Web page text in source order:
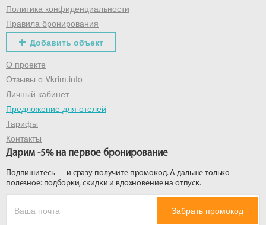
Политика конфиденциальности
Правила бронирования
Добавить объект
О проекте
Отзывы о Vkrim.info
Личный кабинет
Предложение для отелей
Тарифы
Контакты
Дарим -5% на первое бронирование
Подпишитесь — и сразу получите промокод. А дальше только
полезное: подборки, скидки и вдохновение на отпуск.
Забрать промокод